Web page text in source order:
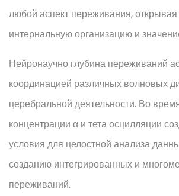
любой аспект переживания, открывая
интернальную организацию и
Нейронаучно глубина переживаний
координацией различных волновых
церебральной деятельности. Во
концентрации α и тета осцилляции
условия для целостной анализа
созданию интегрированных и
переживаний.